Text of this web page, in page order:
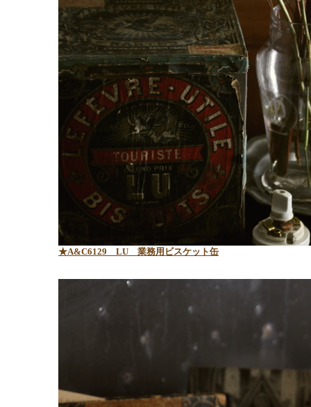
★A&C6129 LU 業務用ビスケット缶